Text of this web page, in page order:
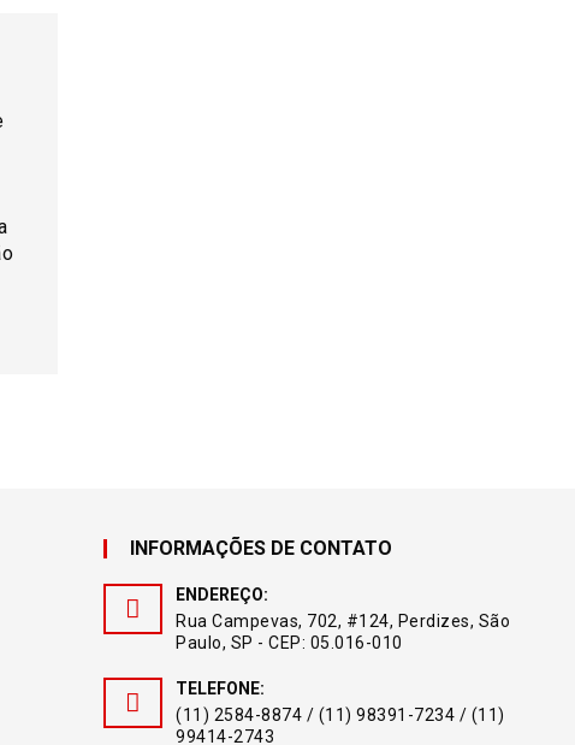
INFORMAÇÕES DE CONTATO
ENDEREÇO:
Rua Campevas, 702, #124, Perdizes, São
Paulo, SP - CEP: 05.016-010
TELEFONE:
(11) 2584-8874 / (11) 98391-7234 / (11)
99414-2743